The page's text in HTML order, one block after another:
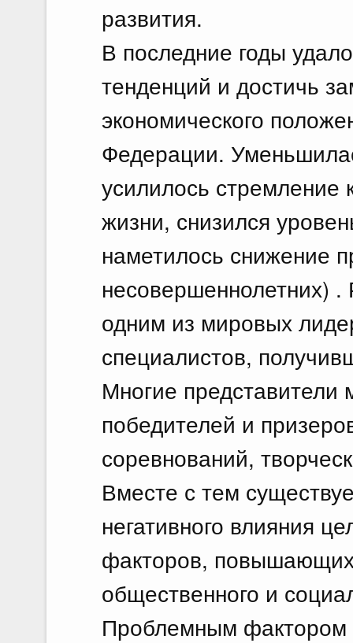
развития.
В последние годы
тенденций и достичь
экономического
Федерации.
усилилось стремление
жизни, снизился
наметилось снижение
несовершеннолетних)
одним из мировых
специалистов,
Многие представители
победителей и
соревнований,
Вместе с тем
негативного влияния
факторов, повышающих
общественного и
Проблемным фактором